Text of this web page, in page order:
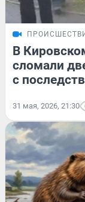
В
сломали
с
31 мая, 2026, 21:30